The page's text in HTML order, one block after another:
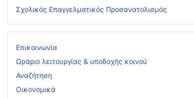
Σχολικός Επαγγελματικός Προσανατολισμός
Επικοινωνία
Ωράριο λειτουργίας & υποδοχής κοινού
Αναζήτηση
Οικονομικά